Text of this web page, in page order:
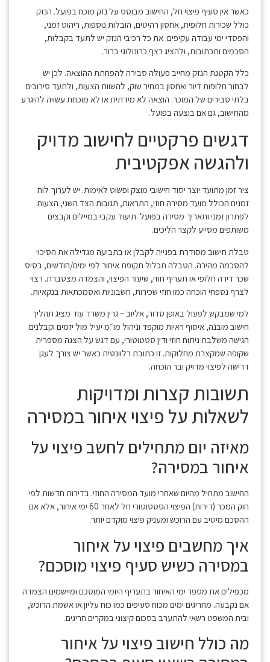
כאשר אין סעיף פיצוי חל, החישוב מבוסס על נזק מוכח בפועל. הנזק
כולל שכירות חלופית, אחסון רהיטים, הובלות נוספות, ריהוט זמני,
והפסדי ימי עבודה עקיפים. את כל רכיבי הנזק יש לתעד בקבלות,
הסכמים ותכתובות, ולהציג רצף כרונולוגי ברור.
כלל הקטנת הנזק מחייב פעולה סבירה להפחתת ההוצאה. לכן יש
לבחור חלופות דיור ואחסון במחיר שוק, להשוות הצעות, ולתעד סירובים
בלתי סבירים של המוכר. הוצאה לא מידתית או לא מוכחת עשויה להיגרע
מהחישוב, גם אם בוצעה בפועל.
דגשים פרקטיים לחישוב מדויק
ולהגשה אפקטיבית
ציר זמן מתועד יוצר יסוד חישובי מוצק ופשוט לאימות. יש לערוך לוח
זמנים הכולל מועד מסירה חוזי, התראות, תגובות הצד השני, הצעות
לפתרון זמני ותאריך מסירה בפועל. תיעוד עקבי במיילים וקבצים
משותפים מסייע לקצר הליכים.
טבלת חישוב מסודרת בפנייה לקבלן או בתביעה מגדילה את הסיכוי
להסכמה מהירה. הטבלה תכלול תקופת איחור לפי ימים/חודשים, בסיס
שכר דירה חלופי או תעריף חוזי, שיעור הפיצוי, והצמדה מצטברת. רצוי
לצרף נספחי הוכחה כמו חוזי שכירות, חשבוניות ואסמכתאות בנקאיות.
למי שמבקש לפעול באופן סדור, אליוב – גרין משרד עוד מציג תהליך
חישוב מובנה, איסוף ראיות מוקפד וניהול מו״מ יעיל מול יזמים וקבלנים.
הגישה משלבת ניתוח חוזי ודין סטטוטורי, עם דגש על הצגה מספרית
שקופה שמקצרת מחלוקות. זו כתובת רלוונטית כאשר יש צורך לעגן
דרישה לפיצוי מדויק ובר הוכחה.
תשובות קצרות ומדויקות
לשאלות על פיצוי איחור במסירה
מאיזה יום מתחילים לחשב פיצוי על
איחור במסירה?
החישוב מתחיל מהיום שאחרי מועד המסירה החוזי. בדירות חדשות לפי
חוק המכר (דירות) הפיצוי הסטטוטורי חל לאחר 60 ימי איחור, אלא אם
ההסכם מיטיב עם הרוכש ומעניק פיצוי מוקדם יותר.
איך מחשבים פיצוי על איחור
במסירה כשיש סעיף פיצוי מוסכם?
מכפילים את מספר ימי האיחור בתעריף היומי המוסכם ומיישמים הצמדה
אם נקבעה. מחריגים ימים מכוח סעיפים כמו כוח עליון או אשמת הרוכש,
ובית המשפט רשאי להתערב בסכום קיצוני במקרים חריגים.
מה כולל חישוב פיצוי על איחור